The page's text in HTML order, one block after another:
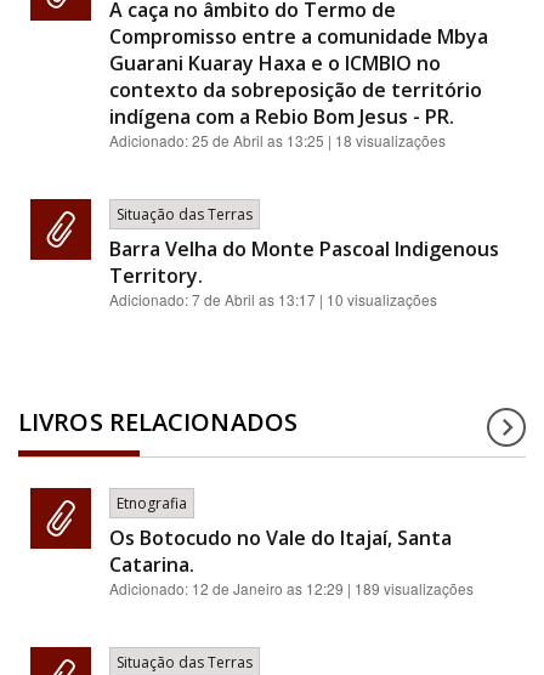
A caça no âmbito do Termo de
Compromisso entre a comunidade Mbya
Guarani Kuaray Haxa e o ICMBIO no
contexto da sobreposição de território
indígena com a Rebio Bom Jesus - PR.
Adicionado:25 de Abril as 13:25 | 18 visualizações
Situação das Terras
Barra Velha do Monte Pascoal Indigenous
Territory.
Adicionado:7 de Abril as 13:17 | 10 visualizações
LIVROS RELACIONADOS
Etnografia
Os Botocudo no Vale do Itajaí, Santa
Catarina.
Adicionado: 12 de Janeiro as 12:29 | 189 visualizações
Situação das Terras